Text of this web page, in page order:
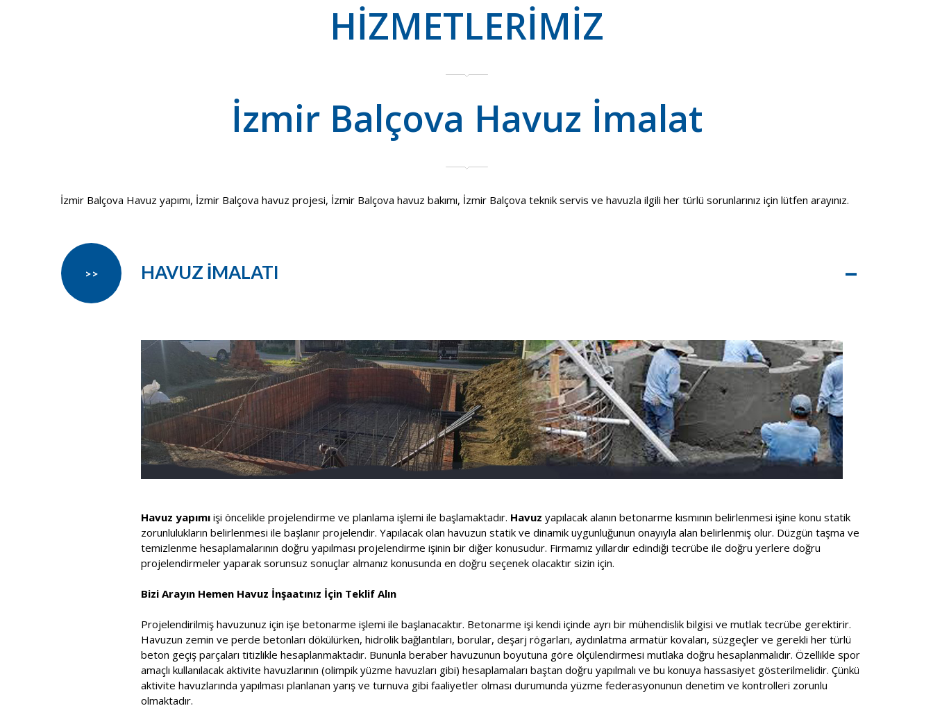
HİZMETLERİMİZ
İzmir Balçova Havuz İmalat
İzmir Balçova Havuz yapımı, İzmir Balçova havuz projesi, İzmir Balçova havuz bakımı, İzmir Balçova teknik servis ve havuzla ilgili her türlü sorunlarınız için lütfen arayınız.
HAVUZ İMALATI –
>>
Havuz yapımı işi öncelikle projelendirme ve planlama işlemi ile başlamaktadır. Havuz yapılacak alanın betonarme kısmının belirlenmesi işine konu statik
zorunlulukların belirlenmesi ile başlanır projelendir. Yapılacak olan havuzun statik ve dinamik uygunluğunun onayıyla alan belirlenmiş olur. Düzgün taşma ve
temizlenme hesaplamalarının doğru yapılması projelendirme işinin bir diğer konusudur. Firmamız yıllardır edindiği tecrübe ile doğru yerlere doğru
projelendirmeler yaparak sorunsuz sonuçlar almanız konusunda en doğru seçenek olacaktır sizin için.
Bizi Arayın Hemen Havuz İnşaatınız İçin Teklif Alın
Projelendirilmiş havuzunuz için işe betonarme işlemi ile başlanacaktır. Betonarme işi kendi içinde ayrı bir mühendislik bilgisi ve mutlak tecrübe gerektirir.
Havuzun zemin ve perde betonları dökülürken, hidrolik bağlantıları, borular, deşarj rögarları, aydınlatma armatür kovaları, süzgeçler ve gerekli her türlü
beton geçiş parçaları titizlikle hesaplanmaktadır. Bununla beraber havuzunun boyutuna göre ölçülendirmesi mutlaka doğru hesaplanmalıdır. Özellikle spor
amaçlı kullanılacak aktivite havuzlarının (olimpik yüzme havuzları gibi) hesaplamaları baştan doğru yapılmalı ve bu konuya hassasiyet gösterilmelidir. Çünkü
aktivite havuzlarında yapılması planlanan yarış ve turnuva gibi faaliyetler olması durumunda yüzme federasyonunun denetim ve kontrolleri zorunlu
olmaktadır.